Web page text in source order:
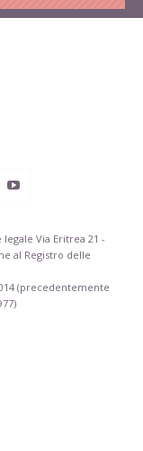
Via Eritrea 21 -
al Registro delle
(precedentemente